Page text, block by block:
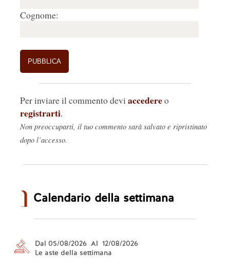
Cognome:
Per inviare il commento devi accedereo
registrarti.
Non preoccuparti, il tuo commento sarà salvato e ripristinato
dopo l’accesso.
Calendario della settimana
Dal 05/08/2026 Al 12/08/2026
Le aste della settimana